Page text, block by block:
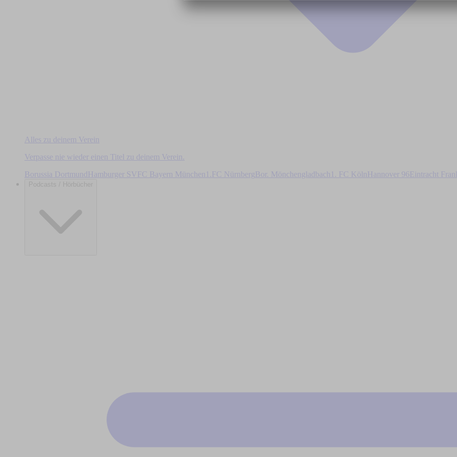
Alles zu deinem Verein
Verpasse nie wieder einen Titel zu deinem Verein.
Borussia DortmundHamburger SV FC Bayern München 1.FC Nürnberg Bor. Mönchengladbach 1. FC Köln Hannover 96Eintracht
Podcasts / Hörbücher